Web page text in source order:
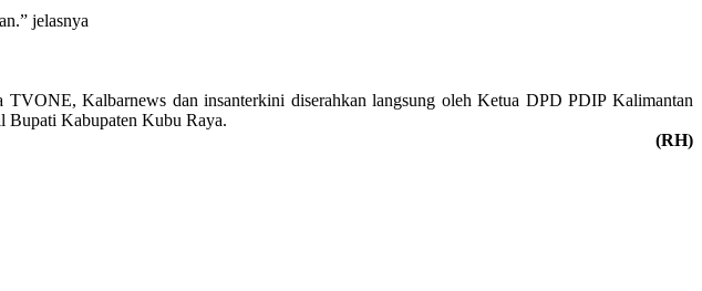
jelasnya
Kalbarnews dan insanterkini diserahkan langsung oleh Ketua DPD PDIP Kalimantan
Bupati Kabupaten Kubu Raya.
(RH)